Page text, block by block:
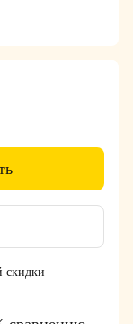
скидки